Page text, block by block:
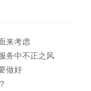
来考虑
务中不正之风
做好